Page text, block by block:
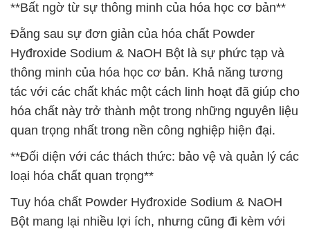
**Bất ngờ từ sự thông minh của hóa học cơ bản**
Đằng sau sự đơn giản của hóa chất Powder
Hyđroxide Sodium & NaOH Bột là sự phức tạp và
thông minh của hóa học cơ bản. Khả năng tương
tác với các chất khác một cách linh hoạt đã giúp cho
hóa chất này trở thành một trong những nguyên liệu
quan trọng nhất trong nền công nghiệp hiện đại.
**Đối diện với các thách thức: bảo vệ và quản lý các
loại hóa chất quan trọng**
Tuy hóa chất Powder Hyđroxide Sodium & NaOH
Bột mang lại nhiều lợi ích, nhưng cũng đi kèm với